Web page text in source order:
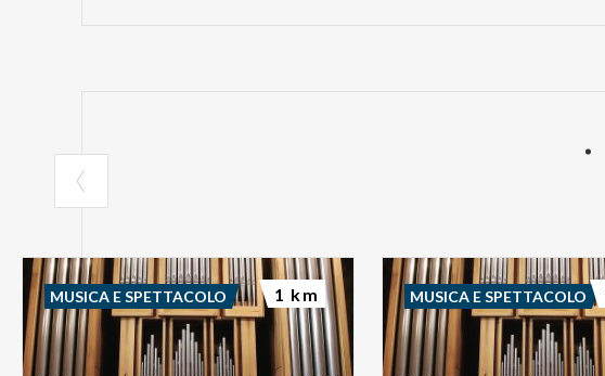
MUSICA E SPETTACOLO 1 km MUSICA E SPETTACOLO